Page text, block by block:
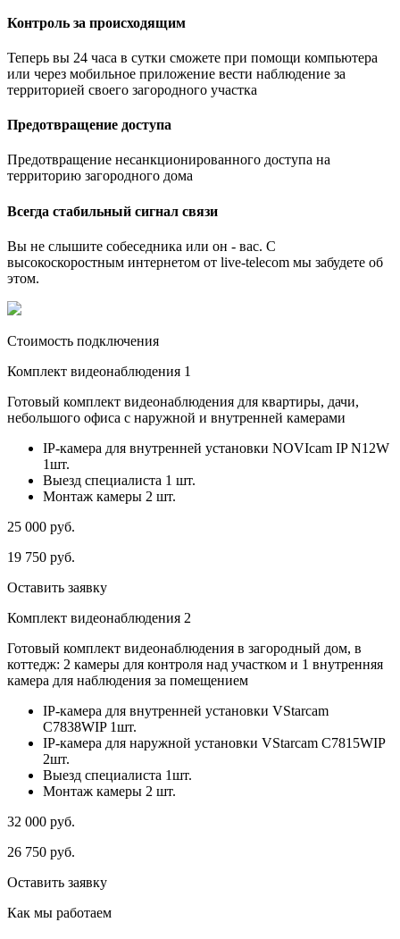
Контроль за происходящим
Теперь вы 24 часа в сутки сможете при помощи компьютера
или через мобильное приложение вести наблюдение за
территорией своего загородного участка
Предотвращение доступа
Предотвращение несанкционированного доступа на
территорию загородного дома
Всегда стабильный сигнал связи
Вы не слышите собеседника или он - вас. С
высокоскоростным интернетом от live-telecom мы забудете об
этом.
Стоимость подключения
Комплект видеонаблюдения 1
Готовый комплект видеонаблюдения для квартиры, дачи,
небольшого офиса с наружной и внутренней камерами
IP-камера для внутренней установки NOVIcam IP N12W
1шт.
Выезд специалиста 1 шт.
Монтаж камеры 2 шт.
25 000 руб.
19 750 руб.
Оставить заявку
Комплект видеонаблюдения 2
Готовый комплект видеонаблюдения в загородный дом, в
коттедж: 2 камеры для контроля над участком и 1 внутренняя
камера для наблюдения за помещением
IP-камера для внутренней установки VStarcam
C7838WIP 1шт.
IP-камера для наружной установки VStarcam C7815WIP
2шт.
Выезд специалиста 1шт.
Монтаж камеры 2 шт.
32 000 руб.
26 750 руб.
Оставить заявку
Как мы работаем